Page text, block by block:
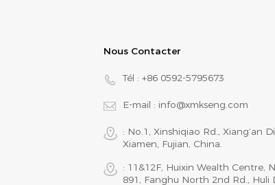
Nous Contacter
Tél : +86 0592-5795673
E-mail : info@xmkseng.com
: No.1, Xinshiqiao Rd., Xiang‘an
Xiamen, Fujian, China.
: 11&12F, Huixin Wealth Centre,
891, Fanghu North 2nd Rd., Huli